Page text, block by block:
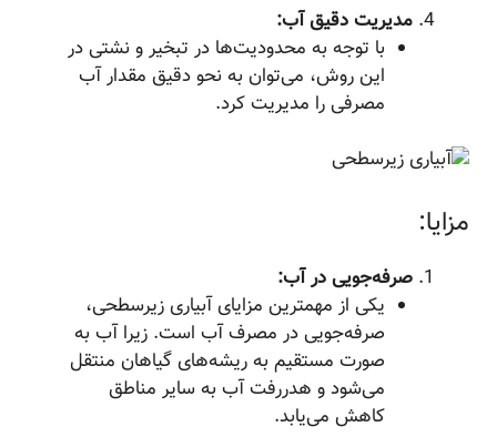
مدیریت دقیق آب:
با توجه به محدودیت‌ها در تبخیر و نشتی در
این روش، می‌توان به نحو دقیق مقدار آب
مصرفی را مدیریت کرد.
مزایا:
صرفه‌جویی در آب:
یکی از مهمترین مزایای آبیاری زیرسطحی،
صرفه‌جویی در مصرف آب است. زیرا آب به
صورت مستقیم به ریشه‌های گیاهان منتقل
می‌شود و هدررفت آب به سایر مناطق
کاهش می‌یابد.